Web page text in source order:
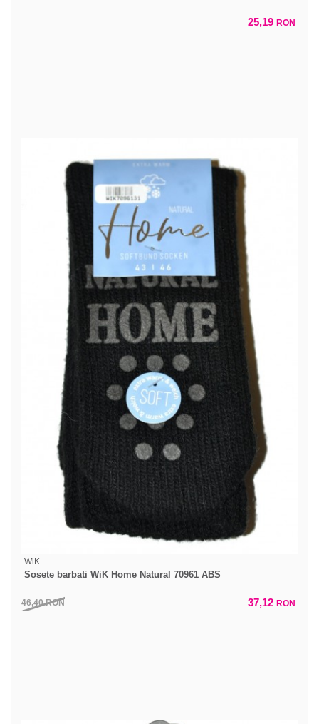
25,19 RON
WiK
Sosete barbati WiK Home Natural 70961 ABS
46,40RON 37,12 RON